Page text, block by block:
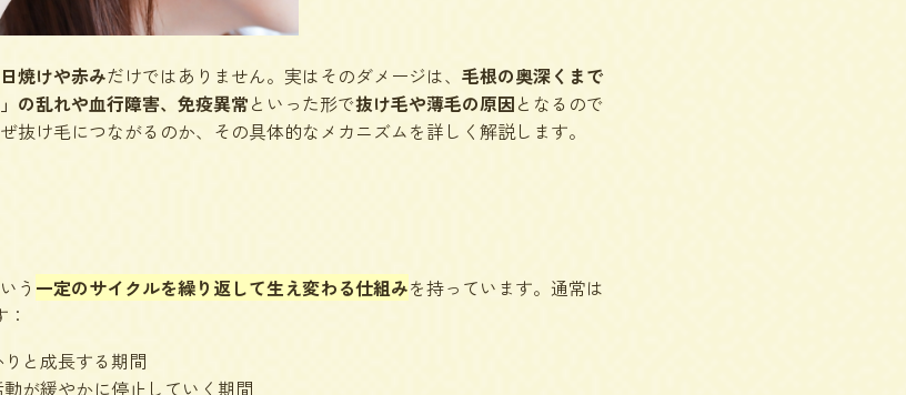
日焼けや赤みだけではありません。実はそのダメージは、 毛根の奥深くまで
の乱れや血行障害、免疫異常といった形で抜け毛や薄毛の原因となるので
抜け毛につながるのか、その具体的なメカニズムを詳しく解説します。
う 一定のサイクルを繰り返して生え変わる仕組みを持っています。通常は
りと成長する期間
動が緩やかに停止していく期間